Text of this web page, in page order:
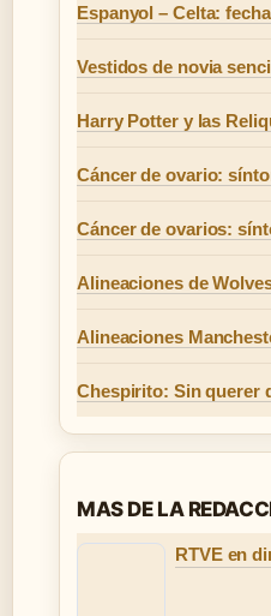
Espanyol – Celta:
Vestidos de novia
Harry Potter y las
Cáncer de ovario:
Cáncer de ovarios:
Alineaciones de
Alineaciones
Chespirito: Sin querer
MAS DE LA
RTVE en